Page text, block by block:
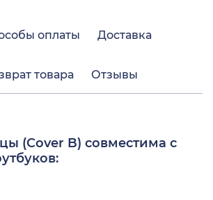
оплаты Доставка
товара Отзывы
(Cover B) совместима с